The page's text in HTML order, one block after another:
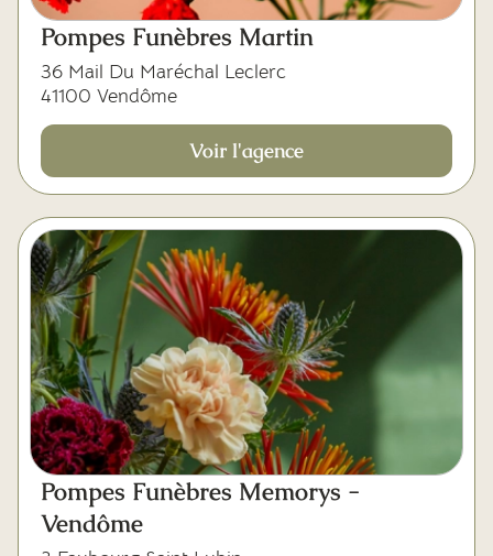
Pompes Funèbres Martin
36 Mail Du Maréchal Leclerc
41100 Vendôme
Voir l'agence
Pompes Funèbres Memorys -
Vendôme